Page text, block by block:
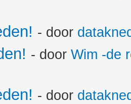
- door
- door Wim -de
- door